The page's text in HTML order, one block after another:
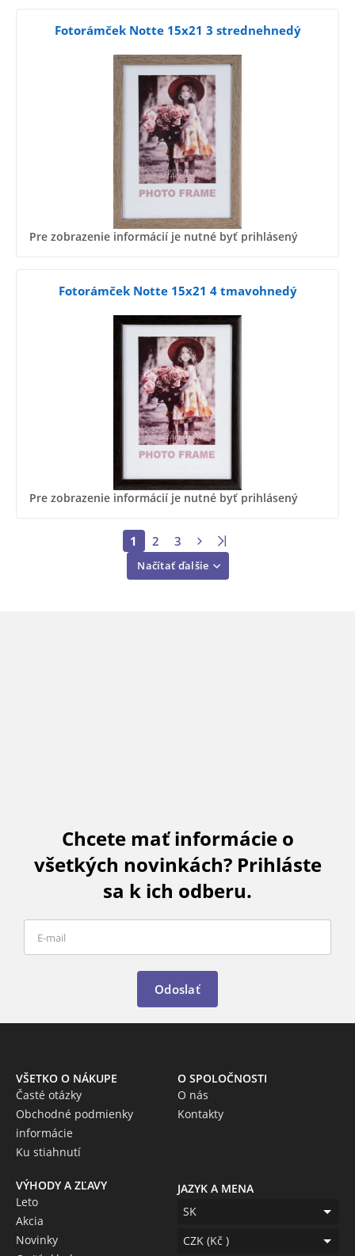
Fotorámček Notte 15x21 3 strednehnedý
Pre zobrazenie informácií je nutné byť prihlásený
Fotorámček Notte 15x21 4 tmavohnedý
Pre zobrazenie informácií je nutné byť prihlásený
Načítať ďalšie
1 2 3
Chcete mať informácie o
všetkých novinkách? Prihláste
sa k ich odberu.
Odoslať
VŠETKO O NÁKUPE
Časté otázky
Obchodné podmienky
informácie
Ku stiahnutí
O SPOLOČNOSTI
O nás
Kontakty
VÝHODY A ZĽAVY
Leto
Akcia
Novinky
JAZYK A MENA
SK
CZK (Kč )